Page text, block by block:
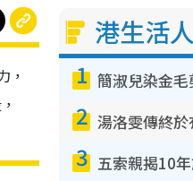
，
港生活
1
2
3